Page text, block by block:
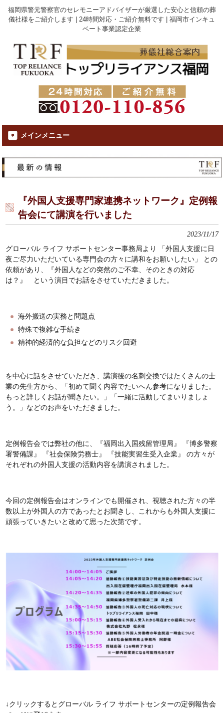
福岡県警元警察官のセレモニーアドバイザーが厳選した安心と信頼の葬
儀社様をご紹介します | 24時間対応・ご紹介無料です | 福岡市インキュ
ベート事業認定企業
メインメニュー
『外国人支援専門家連携ネットワーク』定例報
告会にて講演を行いました
2023/11/17
グローバル ライフ サポートセンター事務局より 「外国人支援に日
夜ご尽力いただいている専門会の方々に講和をお願いしたい」 との
依頼があり、『外国人などの突然のご不幸、そのときの対応
は？』 という演目でお話をさせていただきました。
海外搬送の実務と問題点
特殊で複雑な手続き
精神的経済的な負担などのリスク回避
を中心に話をさせていただき、講演後の名刺交換ではたくさんの士
業の先生方から、「初めて聞く内容でたいへん参考になりました。
もっと詳しくお話が聞きたい。」「一緒に活動してまいりましょ
う。」などのお声をいただきました。
定例報告会では弊社の他に、『福岡出入国残留管理局』 『博多警察
署警備課』 『社会保険労務士』 『技能実習生受入企業』 の方々が
それぞれの外国人支援の活動内容を講演されました。
今回の定例報告会はオンラインでも開催され、視聴された方々の半
数以上が外国人の方であったとお聞きし、これからも外国人支援に
頑張っていきたいと改めて思った次第です。
↓クリックするとグローバル ライフ サポートセンターの定例報告会